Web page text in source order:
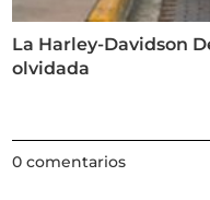
La Harley-Davidson
olvidada
0 comentarios